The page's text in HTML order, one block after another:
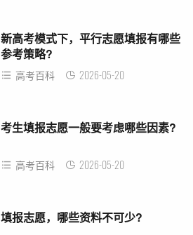
新高考模式下，平行志愿填报有哪些
参考策略?
高考百科 2026-05-20
考生填报志愿一般要考虑哪些因素?
高考百科 2026-05-20
填报志愿，哪些资料不可少?